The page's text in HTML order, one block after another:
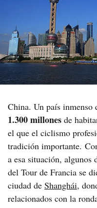
China. Un país inmenso
1.300 millones de
el que el ciclismo
tradición importante.
a esa situación, algunos
del Tour de Francia se
ciudad de Shanghái,
relacionados con la